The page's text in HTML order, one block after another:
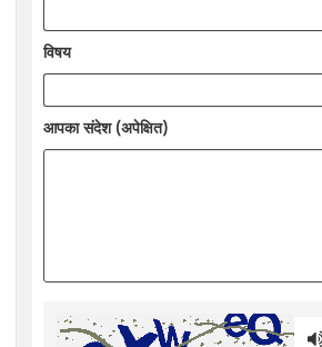
विषय
आपका संदेश (अपेक्षित)